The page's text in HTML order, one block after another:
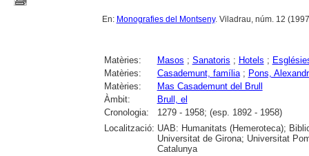
En: Monografies del Montseny. Viladrau, núm. 12
Matèries: Masos ; Sanatoris ; Hotels ;
Matèries:
Casademunt, família; Pons,
Matèries:
Mas Casademunt del Brull
Àmbit:
Brull, el
Cronologia:
1279 - 1958; (esp. 1892 - 1958)
Localització: UAB: Humanitats (Hemeroteca);
Universitat de Girona; Universitat
Catalunya